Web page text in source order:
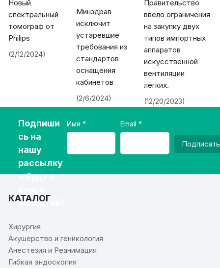
Новый
спектральный
томограф от
Philips
(2/12/2024)
Минздрав
исключит
устаревшие
требования из
стандартов
оснащения
кабинетов
(2/6/2024)
Правительство
ввело ограничения
на закупку двух
типов импортных
аппаратов
искусственной
вентиляции
легких.
(12/20/2023)
Подпиши
сь на
нашу
рассылку
и будь в
новостей!
Имя Email
КАТАЛОГ
Хирургия
Акушерство и геникология
Анестезия и Реанимация
Гибкая эндоскопия